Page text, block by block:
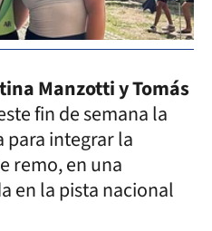
Manzotti y Tomás
fin de semana la
integrar la
remo, en una
en la pista nacional